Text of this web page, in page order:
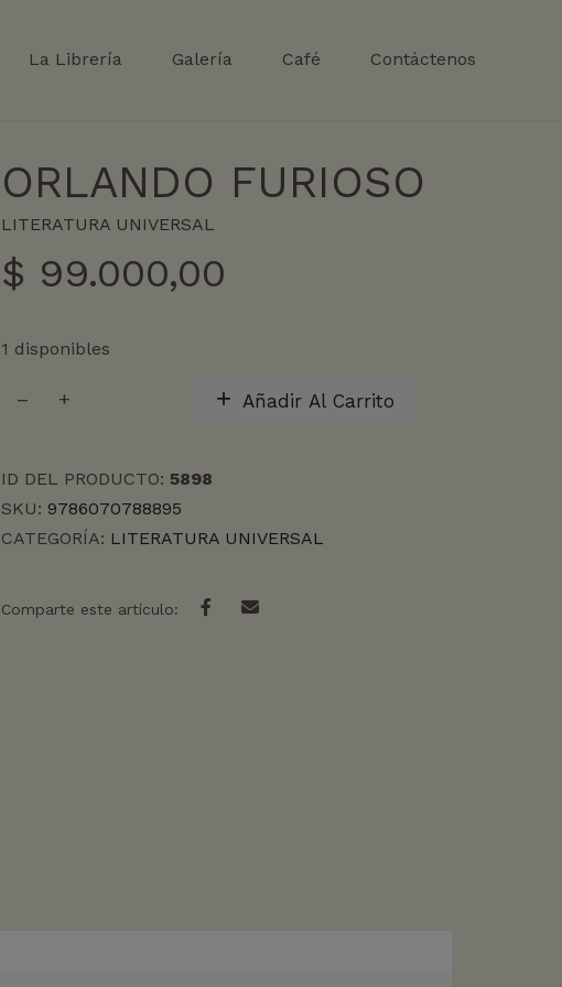
La Librería Galería Café Contáctenos
ORLANDO FURIOSO
LITERATURA UNIVERSAL
$ 99.000,00
1 disponibles
FURIOSO
Añadir Al Carrito
ID DEL PRODUCTO: 5898
SKU: 9786070788895
CATEGORÍA: LITERATURA UNIVERSAL
Comparte este artículo: